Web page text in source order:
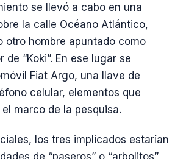
se llevó a cabo en una
la calle Océano Atlántico,
otro hombre apuntado como
“Koki”. En ese lugar se
Fiat Argo, una llave de
celular, elementos que
marco de la pesquisa.
los tres implicados estarían
de “paseros” o “arbolitos”